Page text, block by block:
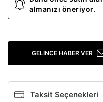
almanızı öneriyor.
GELINCE HABER VER
Taksit Seçenekleri